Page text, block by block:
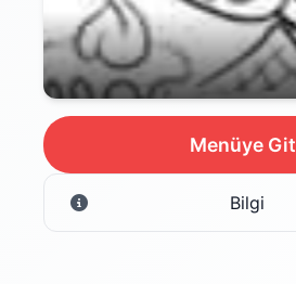
Pide
Kategoriyi Gör
Menüye Git
Bilgi